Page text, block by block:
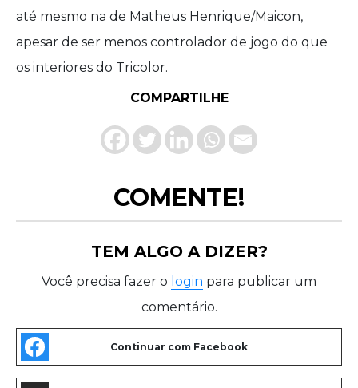
até mesmo na de Matheus Henrique/Maicon,
apesar de ser menos controlador de jogo do que
os interiores do Tricolor.
COMPARTILHE
COMENTE!
TEM ALGO A DIZER?
Você precisa fazer o login para publicar um
comentário.